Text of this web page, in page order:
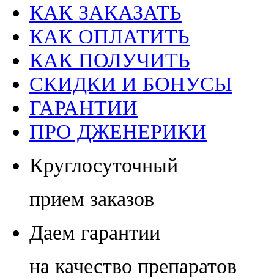
КАК ЗАКАЗАТЬ
КАК ОПЛАТИТЬ
КАК ПОЛУЧИТЬ
СКИДКИ И БОНУСЫ
ГАРАНТИИ
ПРО ДЖЕНЕРИКИ
Круглосуточный
прием заказов
Даем гарантии
на качество препаратов